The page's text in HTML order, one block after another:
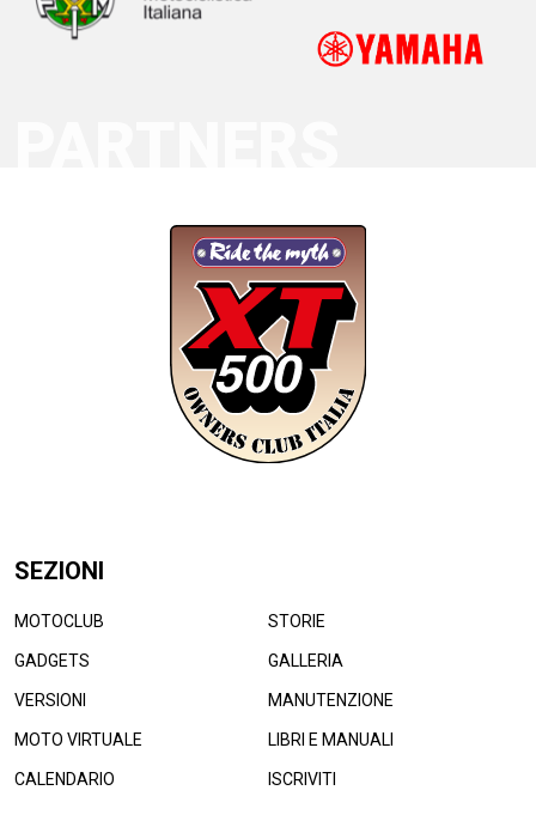
SEZIONI
MOTOCLUB STORIE
GADGETS GALLERIA
VERSIONI MANUTENZIONE
MOTO VIRTUALE LIBRI E MANUALI
CALENDARIO ISCRIVITI